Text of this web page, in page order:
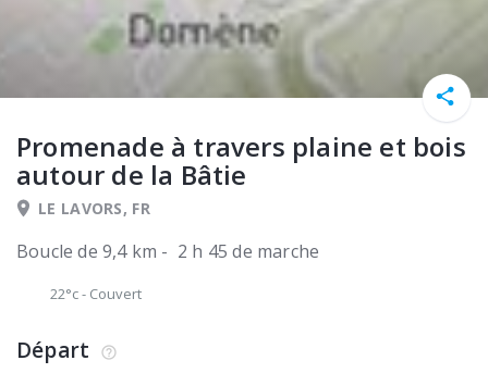
Promenade à travers plaine et bois
autour de la Bâtie
LE LAVORS, FR
Boucle de 9,4 km - 2 h 45 de marche
22°c- Couvert
Départ